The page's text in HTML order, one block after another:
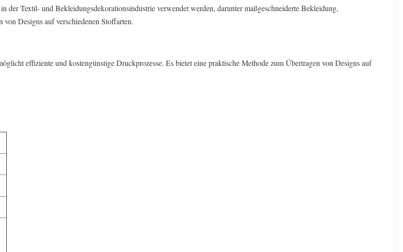
Textil- und Bekleidungsdekorationsindustrie verwendet werden, darunter maßgeschneiderte Bekleidung,
Designs auf verschiedenen Stoffarten.
effiziente und kostengünstige Druckprozesse. Es bietet eine praktische Methode zum Übertragen von Designs auf